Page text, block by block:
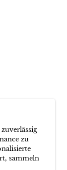
zu
sammeln